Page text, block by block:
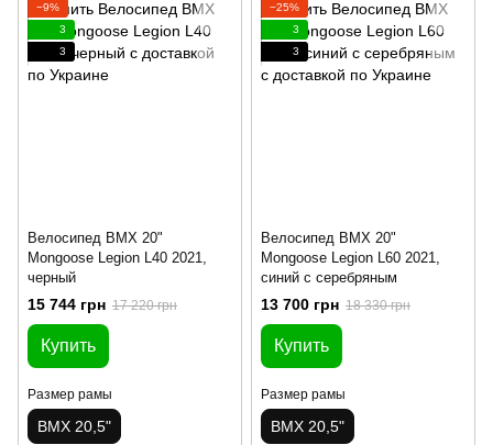
−9%
3
3
Велосипед BMX 20"
Mongoose Legion L40 2021,
черный
15 744 грн 17 220 грн
Купить
Размер рамы
BMX 20,5"
−25%
3
3
Велосипед BMX 20"
Mongoose Legion L60 2021,
синий с серебряным
13 700 грн 18 330 грн
Купить
Размер рамы
BMX 20,5"